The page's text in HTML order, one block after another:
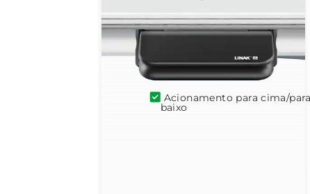
Acionamento para cima/para
baixo